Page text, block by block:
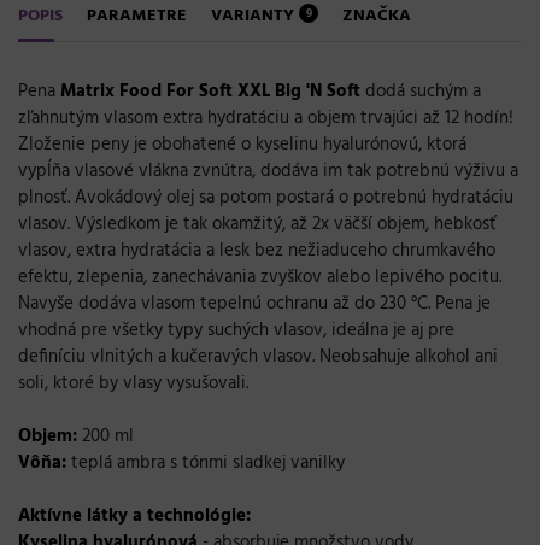
POPIS PARAMETRE VARIANTY 9 ZNAČKA
Pena Matrix Food For Soft XXL Big 'N Soft dodá suchým a
zľahnutým vlasom extra hydratáciu a objem trvajúci až 12 hodín!
Zloženie peny je obohatené o kyselinu hyalurónovú, ktorá
vypĺňa vlasové vlákna zvnútra, dodáva im tak potrebnú výživu a
plnosť. Avokádový olej sa potom postará o potrebnú hydratáciu
vlasov. Výsledkom je tak okamžitý, až 2x väčší objem, hebkosť
vlasov, extra hydratácia a lesk bez nežiaduceho chrumkavého
efektu, zlepenia, zanechávania zvyškov alebo lepivého pocitu.
Navyše dodáva vlasom tepelnú ochranu až do 230 °C. Pena je
vhodná pre všetky typy suchých vlasov, ideálna je aj pre
definíciu vlnitých a kučeravých vlasov. Neobsahuje alkohol ani
soli, ktoré by vlasy vysušovali.
Objem:200 ml
Vôňa:teplá ambra s tónmi sladkej vanilky
Aktívne látky a technológie: